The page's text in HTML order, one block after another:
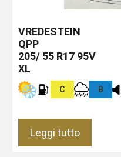
VREDESTEIN
QPP
205/ 55 R17 95V
XL
C B
Leggi tutto